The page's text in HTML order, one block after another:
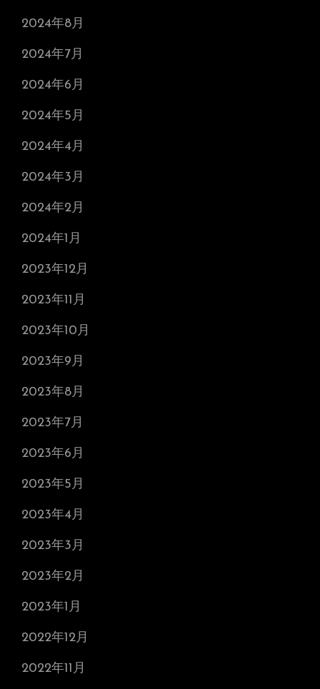
2024年8月
2024年7月
2024年6月
2024年5月
2024年4月
2024年3月
2024年2月
2024年1月
2023年12月
2023年11月
2023年10月
2023年9月
2023年8月
2023年7月
2023年6月
2023年5月
2023年4月
2023年3月
2023年2月
2023年1月
2022年12月
2022年11月